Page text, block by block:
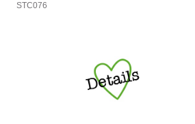
STC076